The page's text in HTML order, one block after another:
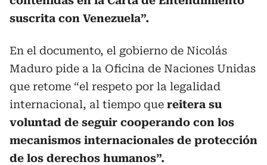
suscrita con Venezuela”.
En el documento, el gobierno de Nicolás
Maduro pide a la Oficina de Naciones Unidas
que retome “el respeto por la legalidad
internacional, al tiempo que reitera su
voluntad de seguir cooperando con los
mecanismos internacionales de protección
de los derechos humanos”.